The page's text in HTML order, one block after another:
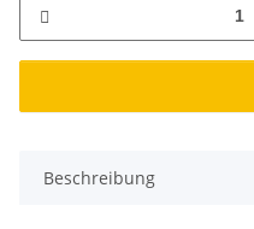
Beschreibung